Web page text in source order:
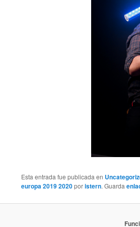
Esta entrada fue publicada en
europa 2019 2020poristern. Guarda